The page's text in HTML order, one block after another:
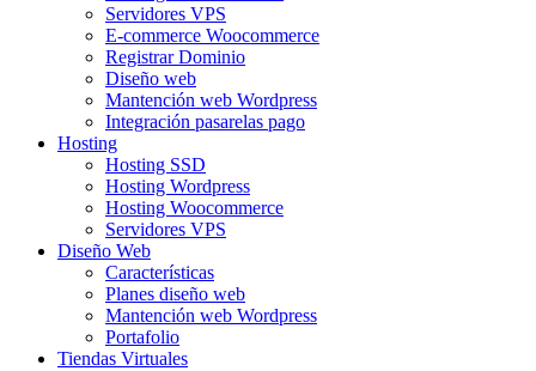
Servidores VPS
E-commerce Woocommerce
Registrar Dominio
Diseño web
Mantención web Wordpress
Integración pasarelas pago
Hosting
Hosting SSD
Hosting Wordpress
Hosting Woocommerce
Servidores VPS
Diseño Web
Características
Planes diseño web
Mantención web Wordpress
Portafolio
Tiendas Virtuales